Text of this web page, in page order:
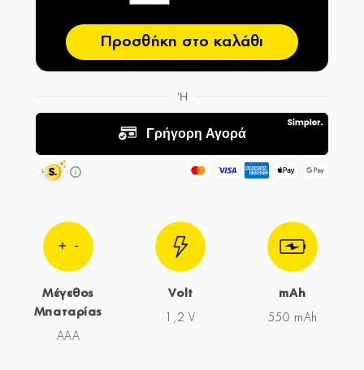
−
Προσθήκη στο καλάθι
Μέγεθος
Μπαταρίας
AAA
Volt
1,2 V
mAh
550 mAh